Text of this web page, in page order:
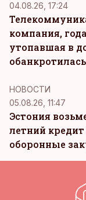
04.08.26, 17:24
компания,
утопавшая в
обанкротилась
НОВОСТИ
05.08.26, 11:47
Эстония
летний кредит
оборонные